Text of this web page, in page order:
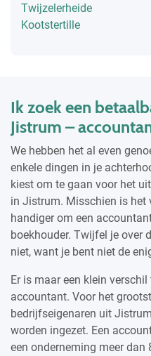
Twijzelerheide
Kootstertille
Ik zoek een
Jistrum –
We hebben het al even
enkele dingen in je
kiest om te gaan voor het
in Jistrum. Misschien is
handiger om een
boekhouder. Twijfel je over
niet, want je bent niet de
Er is maar een klein
accountant. Voor het
bedrijfseigenaren uit
worden ingezet. Een
een onderneming meer